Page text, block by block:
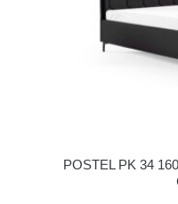
POSTEL PK 34